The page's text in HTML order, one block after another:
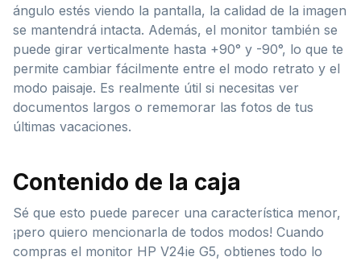
ángulo estés viendo la pantalla, la calidad de la imagen
se mantendrá intacta. Además, el monitor también se
puede girar verticalmente hasta +90° y -90°, lo que te
permite cambiar fácilmente entre el modo retrato y el
modo paisaje. Es realmente útil si necesitas ver
documentos largos o rememorar las fotos de tus
últimas vacaciones.
Contenido de la caja
Sé que esto puede parecer una característica menor,
¡pero quiero mencionarla de todos modos! Cuando
compras el monitor HP V24ie G5, obtienes todo lo